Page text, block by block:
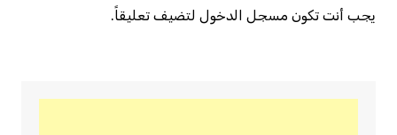
يجب أنت تكون مسجل الدخوللتضيف تعليقاً.